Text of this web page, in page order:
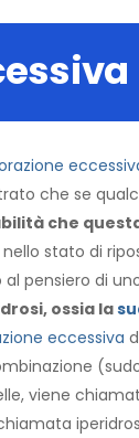
che se
che
stato di
al pensiero di
ossia la
eccessiva
viene